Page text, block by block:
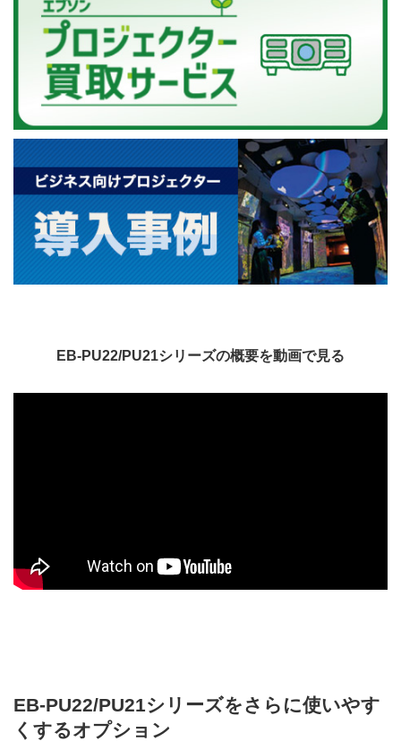
EB-PU22/PU21シリーズの概要を動画で見る
EB-PU22/PU21シリーズをさらに使いやす
くするオプション